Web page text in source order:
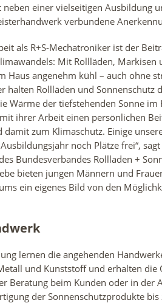
einer vielseitigen Ausbildung
verbundene
als R+S-Mechatroniker ist der
Mit Rollläden, Markisen
Haus angenehm kühl – auch ohne
halten Rollläden und Sonnenschutz
Wärme der tiefstehenden Sonne im
ihrer Arbeit einen persönlichen
damit zum Klimaschutz. Einige
noch Plätze frei“,
Bundesverbandes Rollladen +
bieten jungen Männern und
ein eigenes Bild von den
lernen die angehenden
und Kunststoff und erhalten die
Beratung beim Kunden oder in der
der Sonnenschutzprodukte